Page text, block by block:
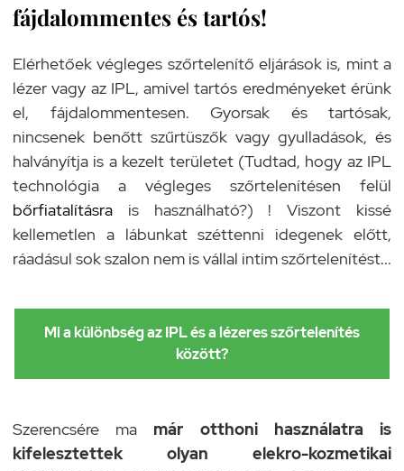
fájdalommentes és tartós!
Elérhetőek végleges szőrtelenítő eljárások is, mint a
lézer vagy az IPL, amivel tartós eredményeket érünk
el, fájdalommentesen. Gyorsak és tartósak,
nincsenek benőtt szűrtüszők vagy gyulladások, és
halványítja is a kezelt területet (Tudtad, hogy az IPL
technológia a végleges szőrtelenítésen felül
bőrfiatalításra is használható?) ! Viszont kissé
kellemetlen a lábunkat széttenni idegenek előtt,
ráadásul sok szalon nem is vállal intim szőrtelenítést...
Mi a különbség az IPL és a lézeres szőrtelenítés
között?
Szerencsére ma már otthoni használatra is
kifelesztettek olyan elekro-kozmetikai